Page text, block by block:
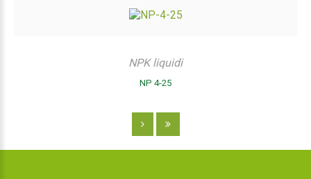
NPK liquidi
NP 4-25